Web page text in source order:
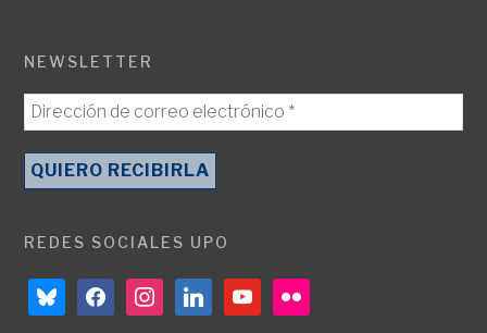
NEWSLETTER
REDES SOCIALES UPO
blueskyfacebookinstagramlinkedinyoutubeflickr